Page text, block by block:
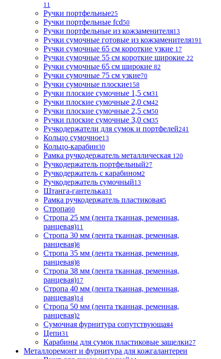
11
Ручки портфельные25
Ручки портфельные fcd50
Ручки портфельные из кожзаменителя13
Ручки сумочные готовые из кожзаменителя191
Ручки сумочные 65 см короткие узкие 17
Ручки сумочные 55 см короткие широкие 22
Ручки сумочные 65 см широкие 82
Ручки сумочные 75 см узкие70
Ручки сумочные плоские158
Ручки плоские сумочные 1,5 см31
Ручки плоские сумочные 2,0 см42
Ручки плоские сумочные 2,5 см50
Ручки плоские сумочные 3,0 см35
Ручкодержатели для сумок и портфелей241
Кольцо сумочное13
Кольцо-карабин30
Рамка ручкодержатель металлическая 120
Ручкодержатель портфельный27
Ручкодержатель с карабином2
Ручкодержатель сумочный13
Штанга-гантелька31
Рамка ручкодержатель пластиковая5
Стропа60
Стропа 25 мм (лента тканная, ременная,
ранцевая)11
Стропа 30 мм (лента тканная, ременная,
ранцевая)8
Стропа 35 мм (лента тканная, ременная,
ранцевая)8
Стропа 38 мм (лента тканная, ременная,
ранцевая)17
Стропа 40 мм (лента тканная, ременная,
ранцевая)14
Стропа 50 мм (лента тканная, ременная,
ранцевая)2
Сумочная фурнитура сопутствующая4
Цепи31
Карабины для сумок пластиковые защелки27
Металлоремонт и фурнитура для кожгалантереи